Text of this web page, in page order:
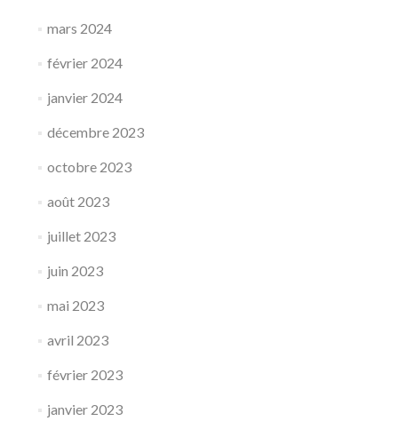
mars 2024
février 2024
janvier 2024
décembre 2023
octobre 2023
août 2023
juillet 2023
juin 2023
mai 2023
avril 2023
février 2023
janvier 2023